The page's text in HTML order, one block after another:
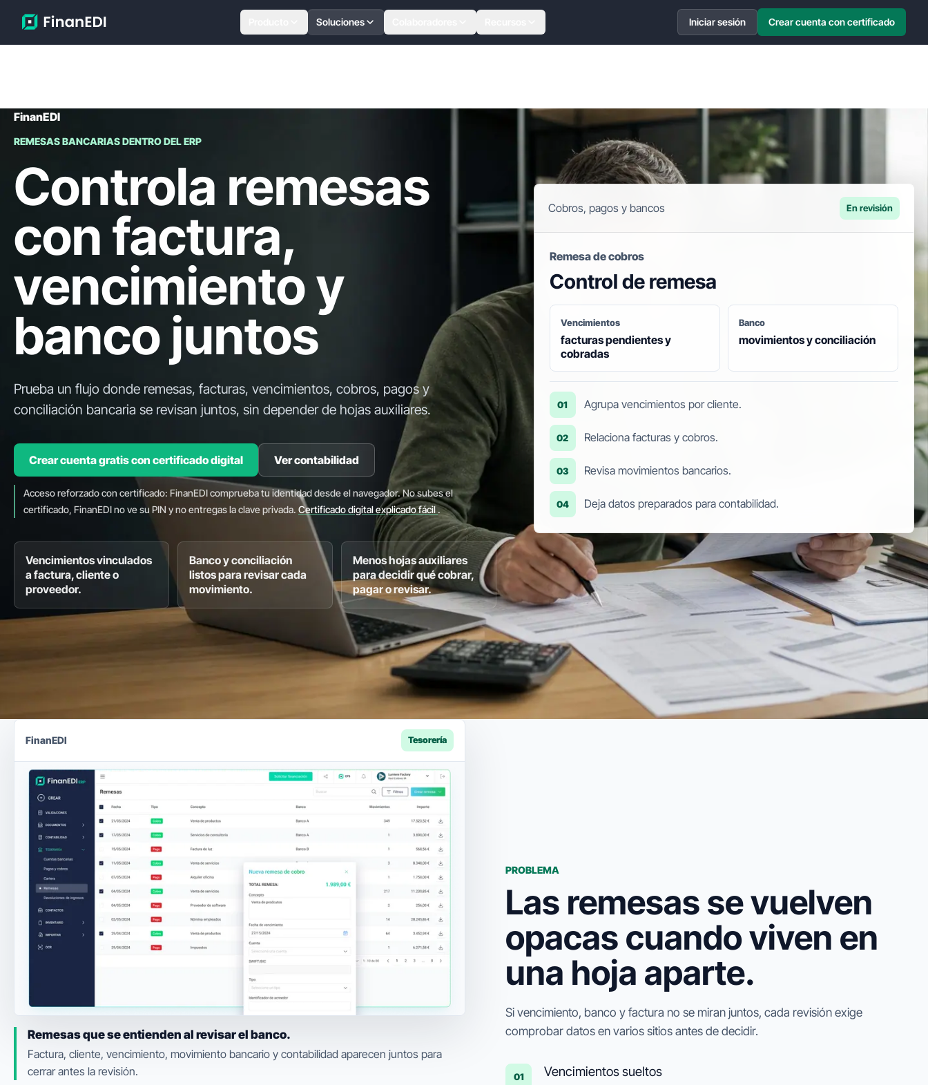
Soluciones Iniciar sesión Crear cuenta con certificado
FinanEDI
REMESAS BANCARIAS DENTRO DEL ERP
Controla remesas
con factura,
vencimiento y
banco juntos
Prueba un flujo donde remesas, facturas, vencimientos, cobros, pagos y
conciliación bancaria se revisan juntos, sin depender de hojas auxiliares.
Crear cuenta gratis con certificado digital Ver contabilidad
Acceso reforzado con certificado: FinanEDI comprueba tu identidad desde el navegador. No subes el
certificado, FinanEDI no ve su PIN y no entregas la clave privada. Certificado digital explicado fácil.
Vencimientos vinculados
a factura, cliente o
proveedor.
Banco y conciliación
listos para revisar cada
movimiento.
Menos hojas auxiliares
para decidir qué cobrar,
pagar o revisar.
Cobros, pagos y bancos En revisión
Remesa de cobros
Control de remesa
Vencimientos
facturas pendientes y
cobradas
Banco
movimientos y conciliación
01 Agrupa vencimientos por cliente.
02 Relaciona facturas y cobros.
03 Revisa movimientos bancarios.
04 Deja datos preparados para contabilidad.
FinanEDI Tesorería
Remesas que se entienden al revisar el banco.
Factura, cliente, vencimiento, movimiento bancario y contabilidad aparecen juntos para
cerrar antes la revisión.
PROBLEMA
Las remesas se vuelven
opacas cuando viven en
una hoja aparte.
Si vencimiento, banco y factura no se miran juntos, cada revisión exige
comprobar datos en varios sitios antes de decidir.
01 Vencimientos sueltos